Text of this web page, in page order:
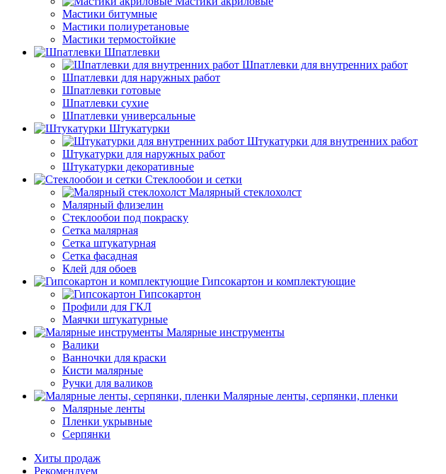
Мастики битумные
Мастики полиуретановые
Мастики термостойкие
Шпатлевки
Шпатлевки для внутренних работ
Шпатлевки для наружных работ
Шпатлевки готовые
Шпатлевки сухие
Шпатлевки универсальные
Штукатурки
Штукатурки для внутренних работ
Штукатурки для наружных работ
Штукатурки декоративные
Стеклообои и сетки
Малярный стеклохолст
Малярный флизелин
Стеклообои под покраску
Сетка малярная
Сетка штукатурная
Сетка фасадная
Клей для обоев
Гипсокартон и комплектующие
Гипсокартон
Профили для ГКЛ
Маячки штукатурные
Малярные инструменты
Валики
Ванночки для краски
Кисти малярные
Ручки для валиков
Малярные ленты, серпянки, пленки
Малярные ленты
Пленки укрывные
Серпянки
Хиты продаж
Рекомендуем